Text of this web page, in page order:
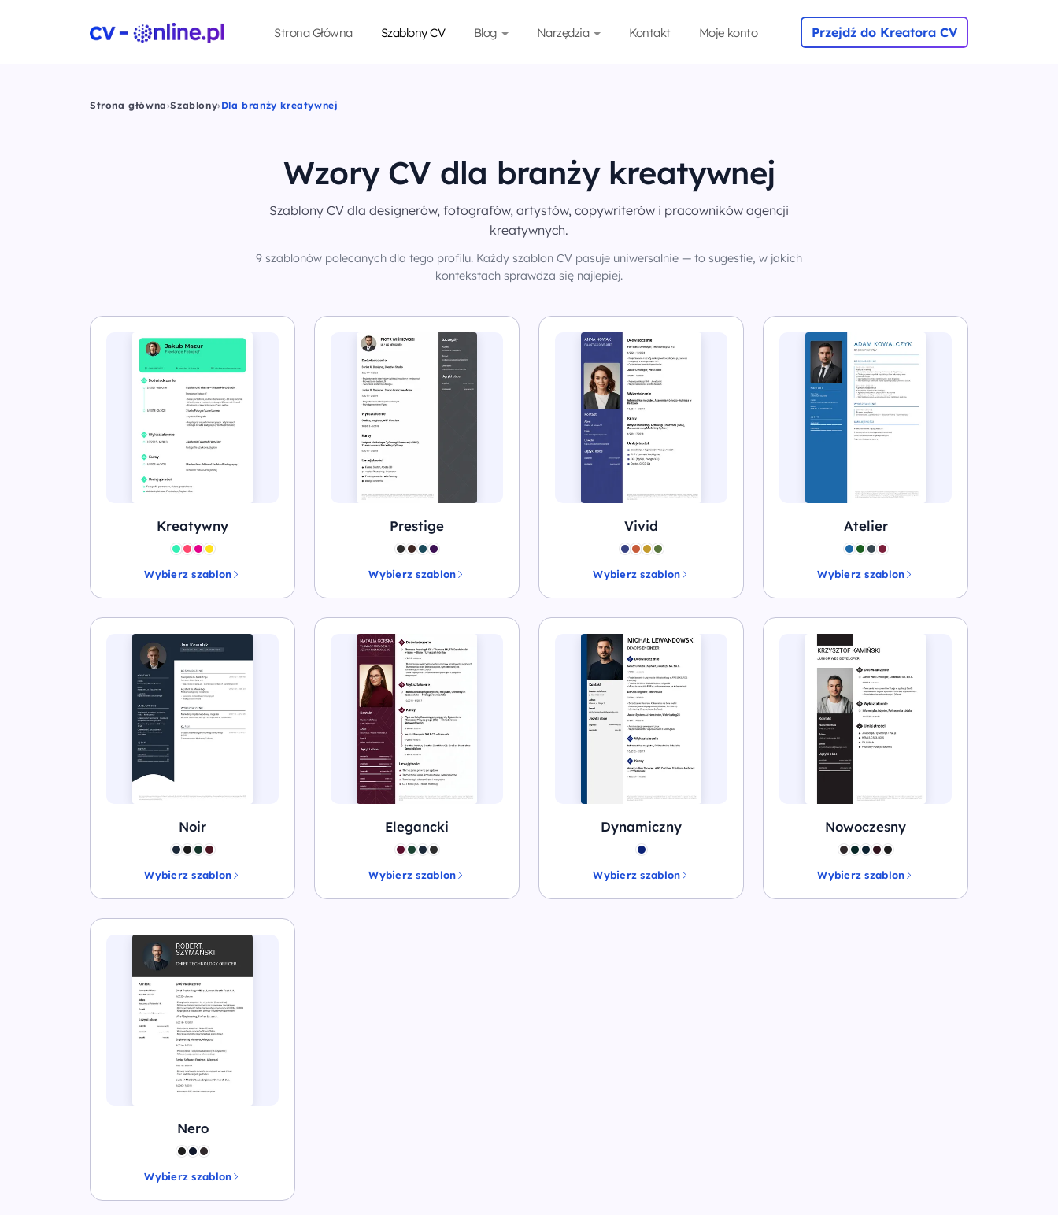
Strona Główna Szablony CV Blog Narzędzia Kontakt Moje konto Przejdź do Kreatora CV
Strona główna›Szablony› Dla branży kreatywnej
Wzory CV dla branży kreatywnej
Szablony CV dla designerów, fotografów, artystów, copywriterów i pracowników agencji
kreatywnych.
9 szablonów polecanych dla tego profilu. Każdy szablon CV pasuje uniwersalnie — to sugestie, w jakich
kontekstach sprawdza się najlepiej.
Kreatywny
Wybierz szablon
Prestige
Wybierz szablon
Vivid
Wybierz szablon
Atelier
Wybierz szablon
Noir
Wybierz szablon
Elegancki
Wybierz szablon
Dynamiczny
Wybierz szablon
Nowoczesny
Wybierz szablon
Nero
Wybierz szablon